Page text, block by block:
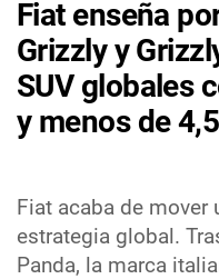
Fiat enseña
Grizzly y
SUV globales
y menos de
Fiat acaba de mover
estrategia global.
Panda, la marca